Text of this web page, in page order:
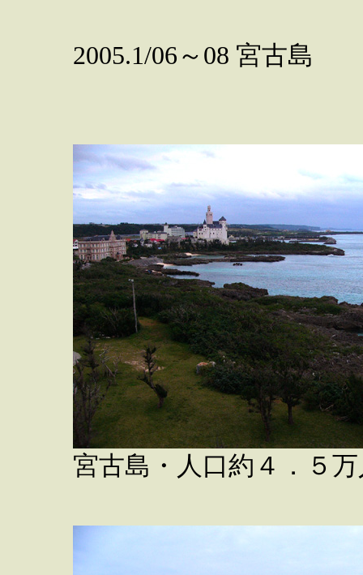
2005.1/06～08 宮古島
宮古島・人口約４．５